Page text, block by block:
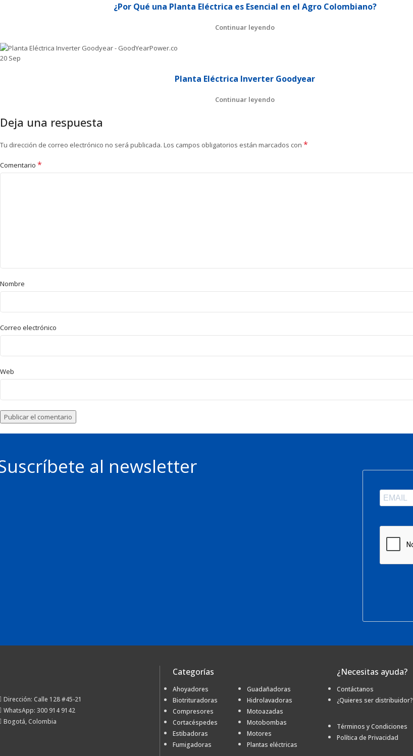
¿Por Qué una Planta Eléctrica es Esencial en el Agro Colombiano?
Continuar leyendo
20 Sep
Planta Eléctrica Inverter Goodyear
Continuar leyendo
Deja una respuesta
Tu dirección de correo electrónico no será publicada. Los campos obligatorios están marcados con *
Comentario *
Nombre
Correo electrónico
Web
al newsletter
Dirección: Calle 128 #45-21
WhatsApp: 300 914 9142
Bogotá, Colombia
Categorías
Ahoyadores
Biotrituradoras
Compresores
Cortacéspedes
Estibadoras
Fumigadoras
Guadañadoras
Hidrolavadoras
Motoazadas
Motobombas
Motores
Plantas eléctricas
¿Necesitas ayuda?
Contáctanos
¿Quieres ser distribuidor?
Términos y Condiciones
Política de Privacidad